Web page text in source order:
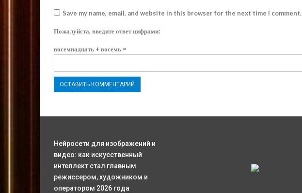
Save my name, email, and website in this browser for the next time I comment.
Пожалуйста, введите ответ цифрами:
восемнадцать + восемь =
Нейросети для изображений и
видео: как искусственный
интеллект стал главным
режиссером, художником и
оператором 2026 года